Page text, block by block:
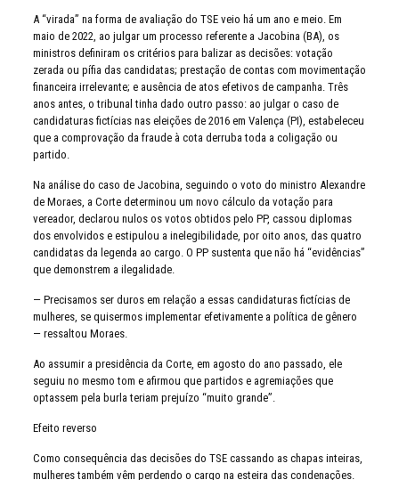
A “virada” na forma de avaliação do TSE veio há um ano e meio. Em
maio de 2022, ao julgar um processo referente a Jacobina (BA), os
ministros definiram os critérios para balizar as decisões: votação
zerada ou pífia das candidatas; prestação de contas com movimentação
financeira irrelevante; e ausência de atos efetivos de campanha. Três
anos antes, o tribunal tinha dado outro passo: ao julgar o caso de
candidaturas fictícias nas eleições de 2016 em Valença (PI), estabeleceu
que a comprovação da fraude à cota derruba toda a coligação ou
partido.
Na análise do caso de Jacobina, seguindo o voto do ministro Alexandre
de Moraes, a Corte determinou um novo cálculo da votação para
vereador, declarou nulos os votos obtidos pelo PP, cassou diplomas
dos envolvidos e estipulou a inelegibilidade, por oito anos, das quatro
candidatas da legenda ao cargo. O PP sustenta que não há “evidências”
que demonstrem a ilegalidade.
— Precisamos ser duros em relação a essas candidaturas fictícias de
mulheres, se quisermos implementar efetivamente a política de gênero
— ressaltou Moraes.
Ao assumir a presidência da Corte, em agosto do ano passado, ele
seguiu no mesmo tom e afirmou que partidos e agremiações que
optassem pela burla teriam prejuízo “muito grande”.
Efeito reverso
Como consequência das decisões do TSE cassando as chapas inteiras,
mulheres também vêm perdendo o cargo na esteira das condenações.